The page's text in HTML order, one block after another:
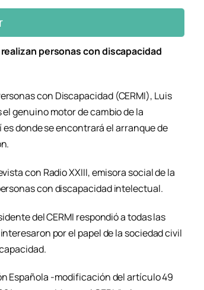
realizan personas con discapacidad
con Discapacidad (CERMI), Luis
genuino motor de cambio de la
donde se encontrará el arranque de
con Radio XXIII, emisora social de la
con discapacidad intelectual.
del CERMI respondió a todas las
por el papel de la sociedad civil
Española -modificación del artículo 49